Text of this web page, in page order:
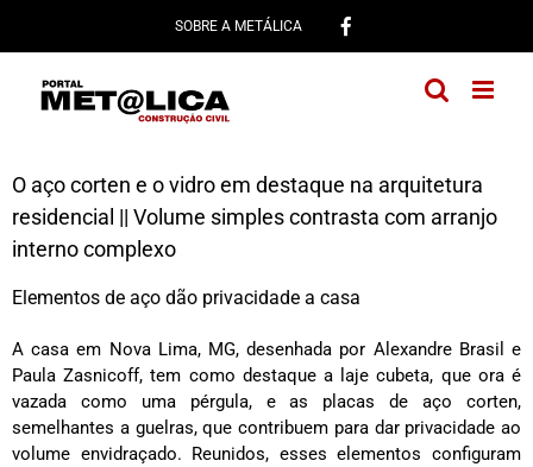
conteúdo
SOBRE A METÁLICA
O aço corten e o vidro em destaque na arquitetura
residencial || Volume simples contrasta com arranjo
interno complexo
Elementos de aço dão privacidade a casa
A casa em Nova Lima, MG, desenhada por Alexandre Brasil e
Paula Zasnicoff, tem como destaque a laje cubeta, que ora é
vazada como uma pérgula, e as placas de aço corten,
semelhantes a guelras, que contribuem para dar privacidade ao
volume envidraçado. Reunidos, esses elementos configuram